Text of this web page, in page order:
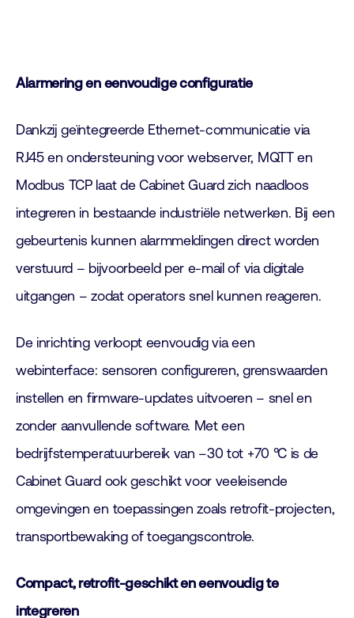
Alarmering en eenvoudige configuratie
Dankzij geïntegreerde Ethernet-communicatie via
RJ45 en ondersteuning voor webserver, MQTT en
Modbus TCP laat de Cabinet Guard zich naadloos
integreren in bestaande industriële netwerken. Bij een
gebeurtenis kunnen alarmmeldingen direct worden
verstuurd – bijvoorbeeld per e-mail of via digitale
uitgangen – zodat operators snel kunnen reageren.
De inrichting verloopt eenvoudig via een
webinterface: sensoren configureren, grenswaarden
instellen en firmware-updates uitvoeren – snel en
zonder aanvullende software. Met een
bedrijfstemperatuurbereik van –30 tot +70 °C is de
Cabinet Guard ook geschikt voor veeleisende
omgevingen en toepassingen zoals retrofit-projecten,
transportbewaking of toegangscontrole.
Compact, retrofit-geschikt en eenvoudig te
integreren